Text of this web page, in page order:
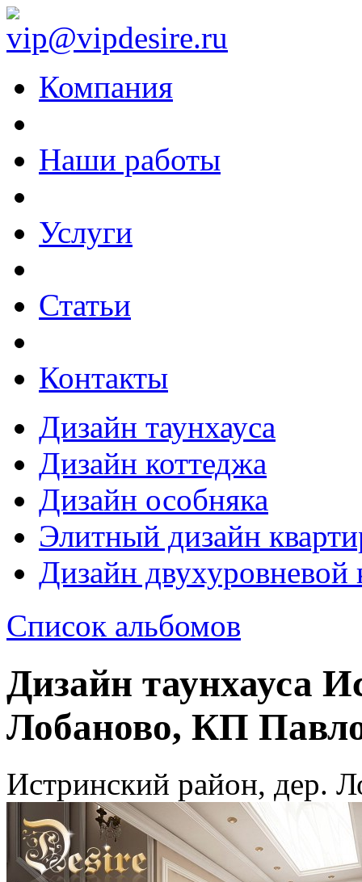
vip@vipdesire.ru
Компания
Наши работы
Услуги
Статьи
Контакты
Дизайн таунхауса
Дизайн коттеджа
Дизайн особняка
Элитный дизайн
Дизайн двухуровневой
Список альбомов
Дизайн таунхауса
Лобаново, КП
Истринский район, дер.